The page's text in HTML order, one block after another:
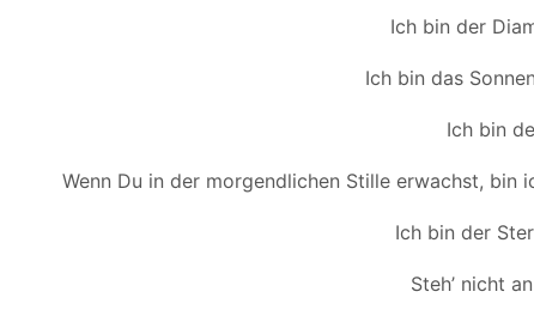
Ich bin der
Ich bin das
Ich bin
Wenn Du in der morgendlichen Stille erwachst,
Ich bin der
Steh’ nicht